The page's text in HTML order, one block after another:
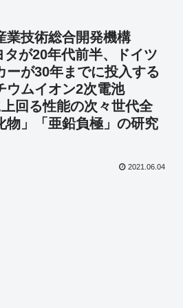
業技術総合開発機構
タが20年代前半、ドイツ
ーが30年までに投入する
ウムイオン2次電池
上回る性能の次々世代全
物」「亜鉛負極」の研究
2021.06.04